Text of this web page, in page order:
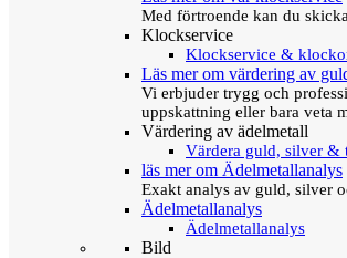
Med förtroende kan du
Klockservice
Klockservice &
Läs mer om värdering av
Vi erbjuder trygg och
uppskattning eller bara veta
Värdering av ädelmetall
Värdera guld, silver &
läs mer om Ädelmetallanalys
Exakt analys av guld, silver
Ädelmetallanalys
Ädelmetallanalys
Bild